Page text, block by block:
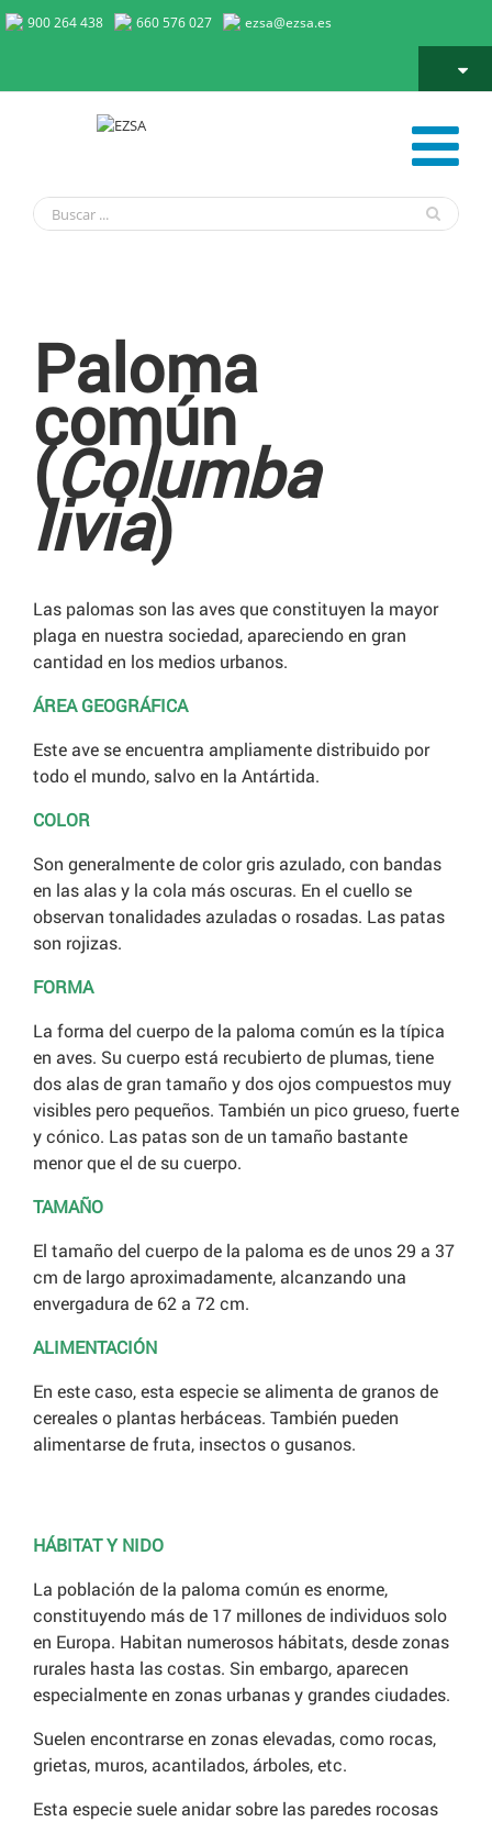
900 264 438 660 576 027 ezsa@ezsa.es
Paloma
común
(Columba
livia)
Las palomas son las aves que constituyen la mayor
plaga en nuestra sociedad, apareciendo en gran
cantidad en los medios urbanos.
ÁREA GEOGRÁFICA
Este ave se encuentra ampliamente distribuido por
todo el mundo, salvo en la Antártida.
COLOR
Son generalmente de color gris azulado, con bandas
en las alas y la cola más oscuras. En el cuello se
observan tonalidades azuladas o rosadas. Las patas
son rojizas.
FORMA
La forma del cuerpo de la paloma común es la típica
en aves. Su cuerpo está recubierto de plumas, tiene
dos alas de gran tamaño y dos ojos compuestos muy
visibles pero pequeños. También un pico grueso, fuerte
y cónico. Las patas son de un tamaño bastante
menor que el de su cuerpo.
TAMAÑO
El tamaño del cuerpo de la paloma es de unos 29 a 37
cm de largo aproximadamente, alcanzando una
envergadura de 62 a 72 cm.
ALIMENTACIÓN
En este caso, esta especie se alimenta de granos de
cereales o plantas herbáceas. También pueden
alimentarse de fruta, insectos o gusanos.
HÁBITAT Y NIDO
La población de la paloma común es enorme,
constituyendo más de 17 millones de individuos solo
en Europa. Habitan numerosos hábitats, desde zonas
rurales hasta las costas. Sin embargo, aparecen
especialmente en zonas urbanas y grandes ciudades.
Suelen encontrarse en zonas elevadas, como rocas,
grietas, muros, acantilados, árboles, etc.
Esta especie suele anidar sobre las paredes rocosas